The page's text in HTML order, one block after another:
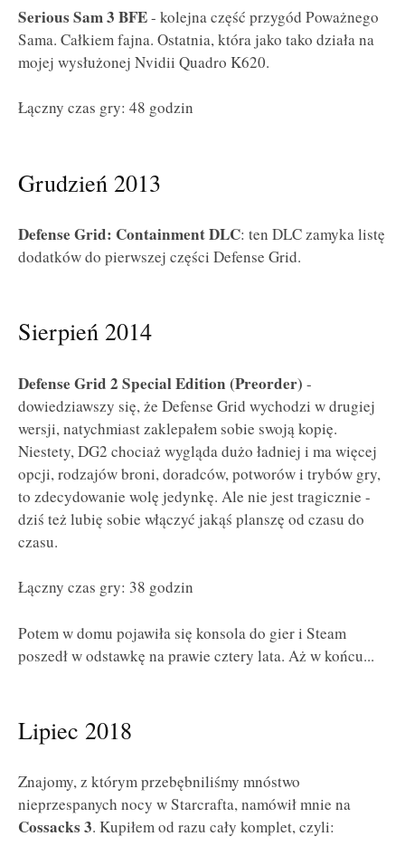
Serious Sam 3 BFE- kolejna część przygód Poważnego
Sama. Całkiem fajna. Ostatnia, która jako tako działa na
mojej wysłużonej Nvidii Quadro K620.
Łączny czas gry: 48 godzin
Grudzień 2013
Defense Grid: Containment DLC: ten DLC zamyka listę
dodatków do pierwszej części Defense Grid.
Sierpień 2014
Defense Grid 2 Special Edition (Preorder) -
dowiedziawszy się, że Defense Grid wychodzi w drugiej
wersji, natychmiast zaklepałem sobie swoją kopię.
Niestety, DG2 chociaż wygląda dużo ładniej i ma więcej
opcji, rodzajów broni, doradców, potworów i trybów gry,
to zdecydowanie wolę jedynkę. Ale nie jest tragicznie -
dziś też lubię sobie włączyć jakąś planszę od czasu do
czasu.
Łączny czas gry: 38 godzin
Potem w domu pojawiła się konsola do gier i Steam
poszedł w odstawkę na prawie cztery lata. Aż w końcu...
Lipiec 2018
Znajomy, z którym przebębniliśmy mnóstwo
nieprzespanych nocy w Starcrafta, namówił mnie na
Cossacks 3. Kupiłem od razu cały komplet, czyli: